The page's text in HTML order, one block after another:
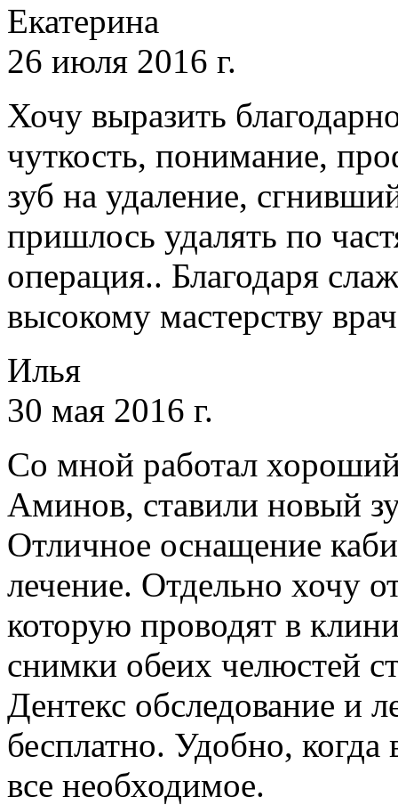
Екатерина
26 июля 2016 г.
Хочу выразить
чуткость, понимание,
зуб на удаление,
пришлось удалять по
операция.. Благодаря
высокому мастерству
Илья
30 мая 2016 г.
Со мной работал хороший
Аминов, ставили новый
Отличное оснащение
лечение. Отдельно хочу
которую проводят в
снимки обеих челюстей
Дентекс обследование и
бесплатно. Удобно,
все необходимое.